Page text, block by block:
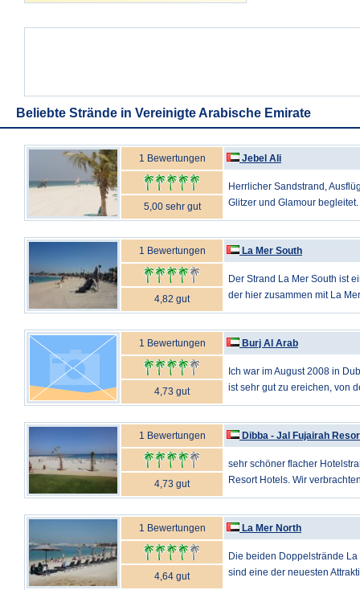
Beliebte Strände in Vereinigte Arabische Emirate
1 Bewertungen Jebel Ali
Herrlicher Sandstrand,
Glitzer und Glamour
5,00 sehr gut
1 Bewertungen La Mer South
Der Strand La Mer South ist
der hier zusammen mit La
4,82 gut
1 Bewertungen Burj Al Arab
Ich war im August 2008 in
ist sehr gut zu ereichen, von
4,73 gut
1 Bewertungen Dibba - Jal Fujairah
sehr schöner flacher
Resort Hotels. Wir
4,73 gut
1 Bewertungen La Mer North
Die beiden Doppelstrände
sind eine der neuesten
4,64 gut